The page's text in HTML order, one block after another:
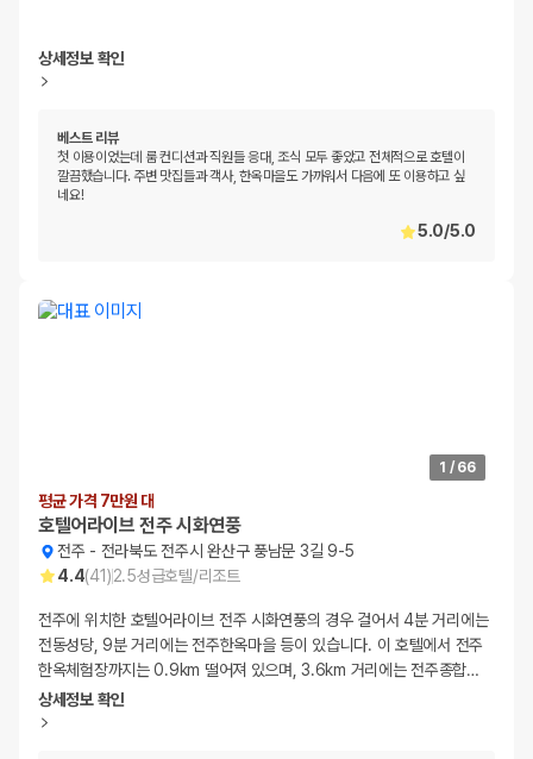
상세정보 확인
베스트 리뷰
첫 이용이었는데 룸 컨디션과 직원들 응대, 조식 모두 좋았고 전체적으로 호텔이
깔끔했습니다. 주변 맛집들과 객사, 한옥마을도 가까워서 다음에 또 이용하고 싶
네요!
5.0/5.0
1 / 66
평균 가격 7만원 대
호텔어라이브 전주 시화연풍
전주 - 전라북도 전주시 완산구 풍남문 3길 9-5
4.4(41)2.5성급호텔/리조트
전주에 위치한 호텔어라이브 전주 시화연풍의 경우 걸어서 4분 거리에는
전동성당, 9분 거리에는 전주한옥마을 등이 있습니다. 이 호텔에서 전주
한옥체험장까지는 0.9km 떨어져 있으며, 3.6km 거리에는 전주종합…
상세정보 확인